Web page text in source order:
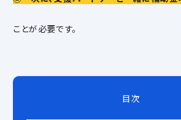
ことが必要です。
目次